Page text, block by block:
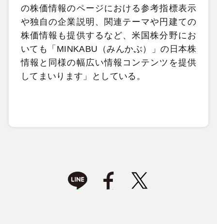
の株価情報のページにおける参考指標表示
や独自の企業説明、関連テーマや円建ての
株価情報も提供するなど、米国株分野にお
いても「MINKABU（みんかぶ）」の日本株
情報と同様の幅広い情報コンテンツを提供
してまいります」としている。